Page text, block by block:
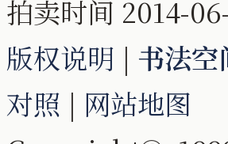
拍卖时间 2014-
版权说明 | 书法
对照 | 网站地图